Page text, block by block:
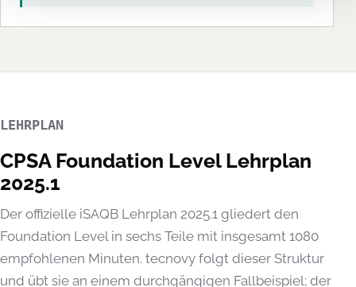
LEHRPLAN
CPSA Foundation Level Lehrplan
2025.1
Der offizielle iSAQB Lehrplan 2025.1 gliedert den
Foundation Level in sechs Teile mit insgesamt 1080
empfohlenen Minuten. tecnovy folgt dieser Struktur
und übt sie an einem durchgängigen Fallbeispiel; der